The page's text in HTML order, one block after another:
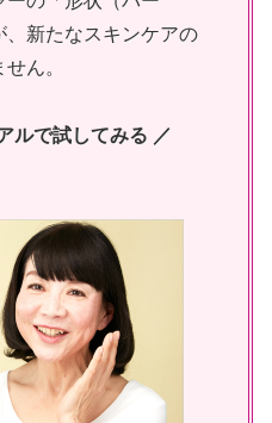
新たなスキンケアの
ん。
ルで試してみる ／